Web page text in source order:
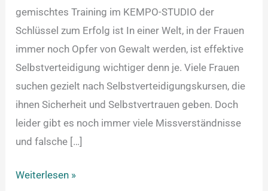
gemischtes Training im KEMPO-STUDIO der
Schlüssel zum Erfolg ist In einer Welt, in der Frauen
immer noch Opfer von Gewalt werden, ist effektive
Selbstverteidigung wichtiger denn je. Viele Frauen
suchen gezielt nach Selbstverteidigungskursen, die
ihnen Sicherheit und Selbstvertrauen geben. Doch
leider gibt es noch immer viele Missverständnisse
und falsche […]
Weiterlesen »